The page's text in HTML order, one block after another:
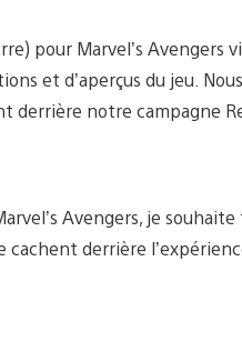
pour Marvel’s Avengers
et d’aperçus du jeu.
derrière notre campagne
Avengers, je
cachent derrière